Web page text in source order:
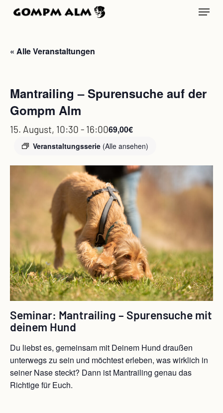
Skip
content
Menu
« Alle Veranstaltungen
Mantrailing – Spurensuche auf der
Gompm Alm
15. August, 10:30 - 16:00
Veranstaltungsserie (Alle ansehen)
69,00€
Seminar: Mantrailing – Spurensuche mit
deinem Hund
Du liebst es, gemeinsam mit Deinem Hund draußen
unterwegs zu sein und möchtest erleben, was wirklich in
seiner Nase steckt? Dann ist Mantrailing genau das
Richtige für Euch.